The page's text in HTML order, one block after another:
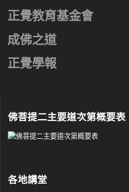
正覺教育基金會
成佛之道
正覺學報
佛菩提二主要道次第概要表
各地講堂